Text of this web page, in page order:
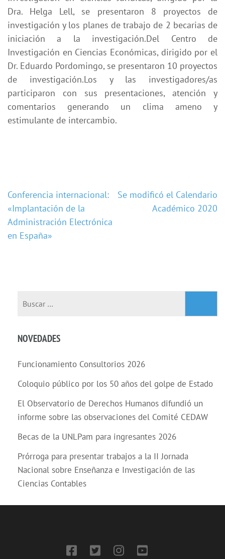
Dra. Helga Lell, se presentaron 8 proyectos de
investigación y los planes de trabajo de 2 becarias de
iniciación a la investigación.Del Centro de
Investigación en Ciencias Económicas, dirigido por el
Dr. Eduardo Pordomingo, se presentaron 10 proyectos
de investigación.Los y las investigadores/as
participaron con sus presentaciones, atención y
comentarios generando un clima ameno y
estimulante de intercambio.
Navegación
de
entradas
Conferencia internacional:
«Implantación de la
Administración Electrónica
en España»
Se modificó el Calendario
Académico 2020
NOVEDADES
Funcionamiento Consultorios 2026
Coloquio público por los 50 años del golpe de Estado
El Observatorio de Derechos Humanos difundió un
informe sobre las observaciones del Comité CEDAW
Becas de la UNLPam para ingresantes 2026
Prórroga para presentar trabajos a la II Jornada
Nacional sobre Enseñanza e Investigación de las
Ciencias Contables